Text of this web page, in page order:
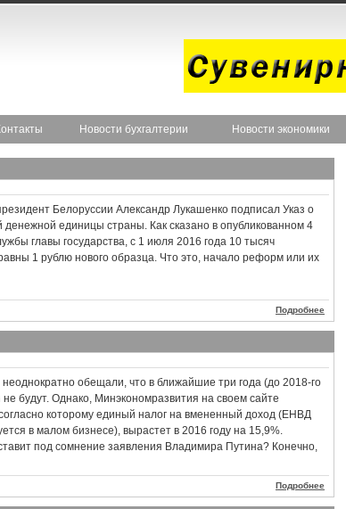
Новости бухгалтерии Новости экономики
Белоруссии Александр Лукашенко подписал Указ о
единицы страны. Как сказано в опубликованном 4
главы государства, с 1 июля 2016 года 10 тысяч
1 рублю нового образца. Что это, начало реформ или их
Подробнее
обещали, что в ближайшие три года (до 2018-го
не будут. Однако, Минэкономразвития на своем сайте
которому единый налог на вмененный доход (ЕНВД
в малом бизнесе), вырастет в 2016 году на 15,9%.
под сомнение заявления Владимира Путина? Конечно,
Подробнее